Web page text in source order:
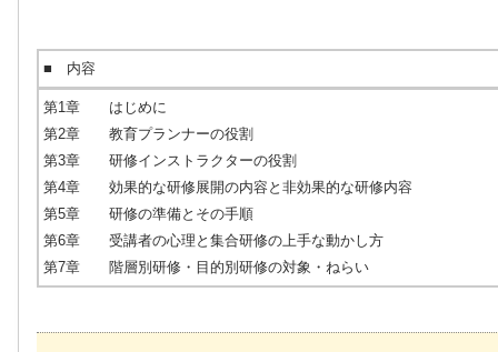
■ 内容
第1章 はじめに
第2章 教育プランナーの役割
第3章 研修インストラクターの役割
第4章 効果的な研修展開の内容と非効果的な研修内容
第5章 研修の準備とその手順
第6章 受講者の心理と集合研修の上手な動かし方
第7章 階層別研修・目的別研修の対象・ねらい